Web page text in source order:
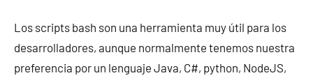
Los scripts bash son una herramienta muy útil para los
desarrolladores, aunque normalmente tenemos nuestra
preferencia por un lenguaje Java, C#, python, NodeJS,